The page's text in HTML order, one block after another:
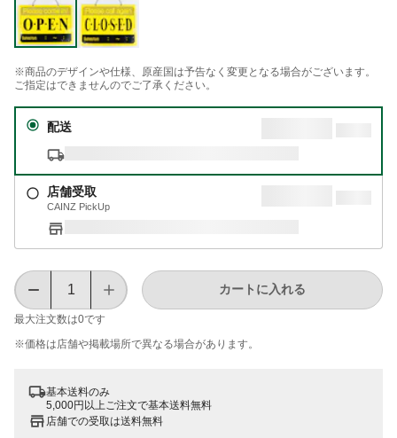
※商品のデザインや仕様、原産国は予告なく変更となる場合がございます。
ご指定はできませんのでご了承ください。
配送
店舗受取
CAINZ PickUp
最大注文数は0です
カートに入れる
※価格は​店舗や​掲載場所で​異なる​場合が​あります。
基本送料のみ
5,000円以上ご注文で基本送料無料
店舗での受取は送料無料